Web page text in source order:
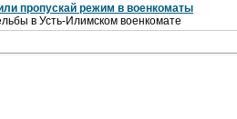
пропускай режим в военкоматы
в Усть-Илимском военкомате